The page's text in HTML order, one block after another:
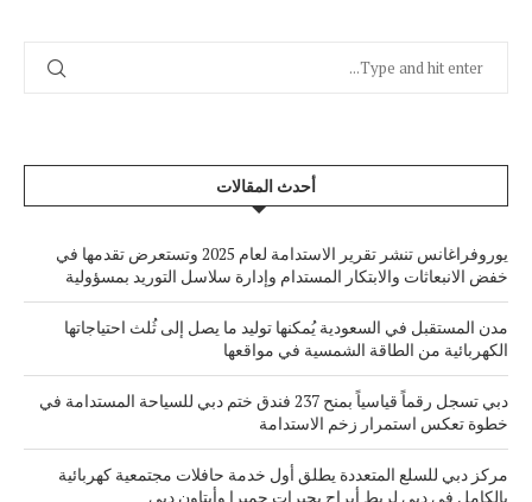
أحدث المقالات
يوروفراغانس تنشر تقرير الاستدامة لعام 2025 وتستعرض تقدمها في
خفض الانبعاثات والابتكار المستدام وإدارة سلاسل التوريد بمسؤولية
مدن المستقبل في السعودية يُمكنها توليد ما يصل إلى ثُلث احتياجاتها
الكهربائية من الطاقة الشمسية في مواقعها
دبي تسجل رقماً قياسياً بمنح 237 فندق ختم دبي للسياحة المستدامة في
خطوة تعكس استمرار زخم الاستدامة
مركز دبي للسلع المتعددة يطلق أول خدمة حافلات مجتمعية كهربائية
بالكامل في دبي لربط أبراج بحيرات جميرا وأبتاون دبي